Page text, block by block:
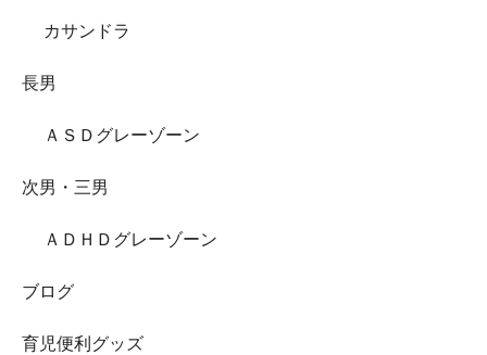
カサンドラ
長男
ＡＳＤグレーゾーン
次男・三男
ＡＤＨＤグレーゾーン
ブログ
育児便利グッズ